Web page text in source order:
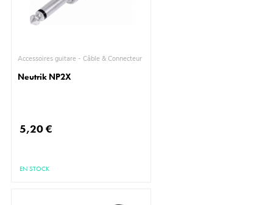
Accessoires guitare - Câble & Connecteur
Neutrik NP2X
5,20 €
EN STOCK